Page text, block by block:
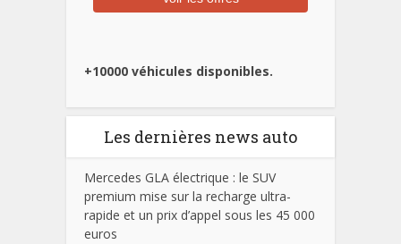
+10000 véhicules disponibles.
Les dernières news auto
Mercedes GLA électrique : le SUV
premium mise sur la recharge ultra-
rapide et un prix d’appel sous les 45 000
euros